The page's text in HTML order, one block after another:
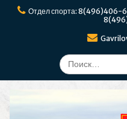
ПерейтиОтдел спорта: 8(496)406-
Поиск
по: